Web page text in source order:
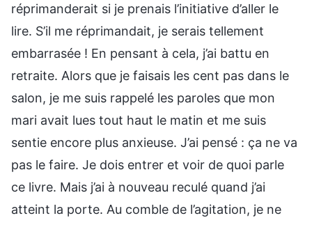
réprimanderait si je prenais l’initiative d’aller le
lire. S’il me réprimandait, je serais tellement
embarrasée ! En pensant à cela, j’ai battu en
retraite. Alors que je faisais les cent pas dans le
salon, je me suis rappelé les paroles que mon
mari avait lues tout haut le matin et me suis
sentie encore plus anxieuse. J’ai pensé : ça ne va
pas le faire. Je dois entrer et voir de quoi parle
ce livre. Mais j’ai à nouveau reculé quand j’ai
atteint la porte. Au comble de l’agitation, je ne